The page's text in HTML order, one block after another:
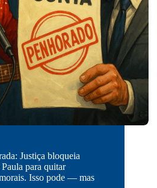
Justiça bloqueia
para quitar
Isso pode — mas